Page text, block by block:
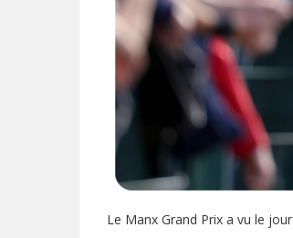
Le Manx Grand Prix a vu le